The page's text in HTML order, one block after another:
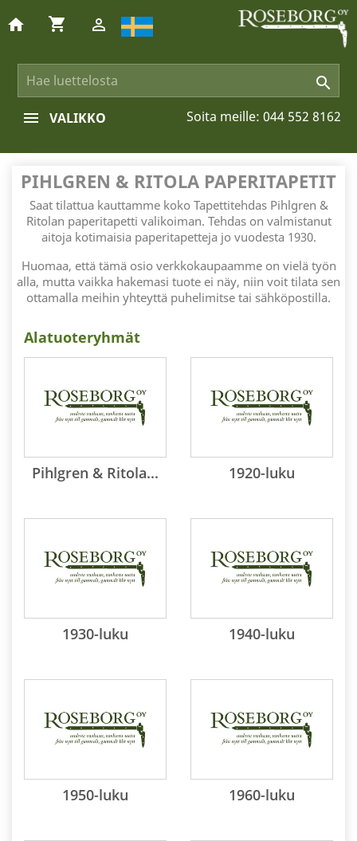

home shopping_cart 
Soita meille: 044 552 8162
VALIKKO
PIHLGREN & RITOLA PAPERITAPETIT
Saat tilattua kauttamme koko Tapettitehdas Pihlgren &
Ritolan paperitapetti valikoiman. Tehdas on valmistanut
aitoja kotimaisia paperitapetteja jo vuodesta 1930.
Huomaa, että tämä osio verkkokaupaamme on vielä työn
alla, mutta vaikka hakemasi tuote ei näy, niin voit tilata sen
ottamalla meihin yhteyttä puhelimitse tai sähköpostilla.
Alatuoteryhmät
Pihlgren & Ritola... 1920-luku
1930-luku 1940-luku
1950-luku 1960-luku